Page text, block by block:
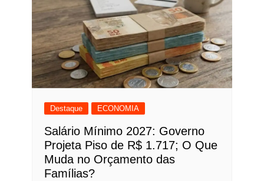
Destaque ECONOMIA
Salário Mínimo 2027: Governo
Projeta Piso de R$ 1.717; O Que
Muda no Orçamento das
Famílias?